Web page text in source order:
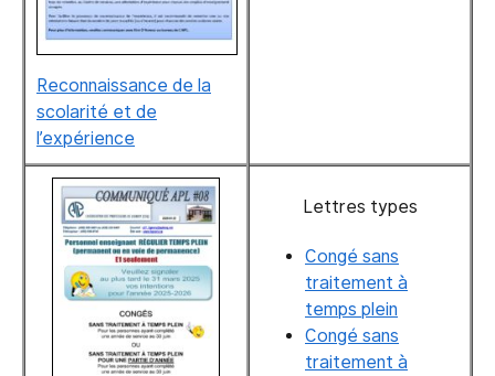
Reconnaissance de la
scolarité et de
l’expérience
Lettres types
Congé sans
traitement à
temps plein
Congé sans
traitement à